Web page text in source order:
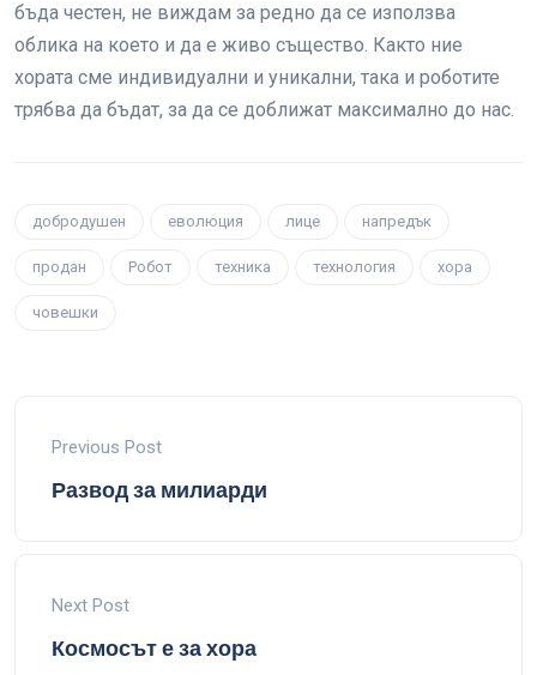
бъда честен, не виждам за редно да се използва
облика на което и да е живо същество. Както ние
хората сме индивидуални и уникални, така и роботите
трябва да бъдат, за да се доближат максимално до нас.
добродушен еволюция лице напредък
продан Робот техника технология хора
човешки
Previous Post
Развод за милиарди
Next Post
Космосът е за хора